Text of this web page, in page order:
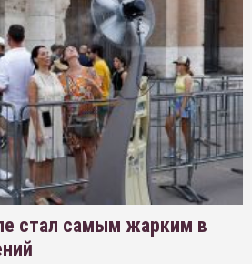
стал самым жарким в